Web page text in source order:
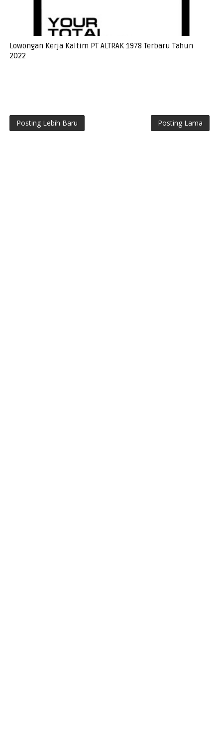
Lowongan Kerja Kaltim PT ALTRAK 1978 Terbaru Tahun
2022
Posting Lebih Baru Posting Lama